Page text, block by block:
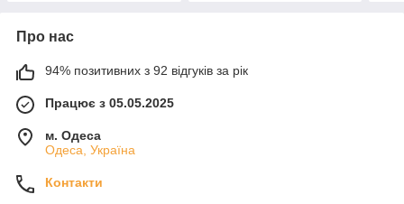
Про нас
94% позитивних з 92 відгуків за рік
Працює з 05.05.2025
м. Одеса
Одеса, Україна
Контакти